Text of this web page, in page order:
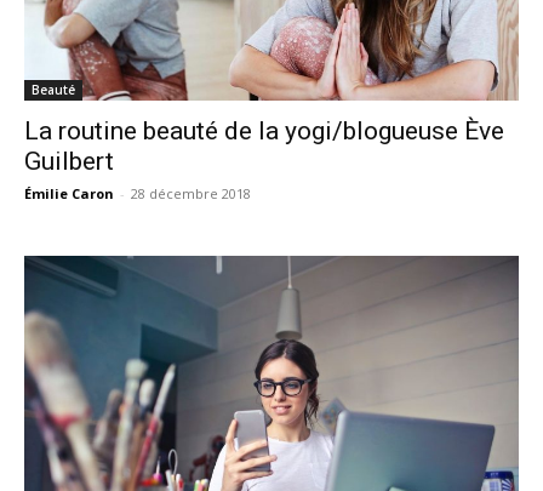
Beauté
La routine beauté de la yogi/blogueuse Ève
Guilbert
Émilie Caron - 28 décembre 2018